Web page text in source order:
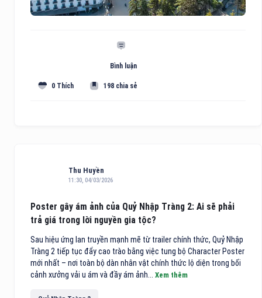
Bình luận
0 Thích 198 chia sẻ
Thu Huyền
11:30, 04/03/2026
Poster gây ám ảnh của Quỷ Nhập Tràng 2: Ai sẽ phải
trả giá trong lời nguyền gia tộc?
Sau hiệu ứng lan truyền mạnh mẽ từ trailer chính thức, Quỷ Nhập
Tràng 2 tiếp tục đẩy cao trào bằng việc tung bộ Character Poster
mới nhất – nơi toàn bộ dàn nhân vật chính thức lộ diện trong bối
cảnh xưởng vải u ám và đầy ám ảnh... Xem thêm